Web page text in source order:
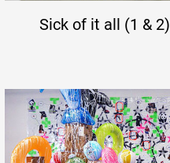
Sick of it all (1 & 2)